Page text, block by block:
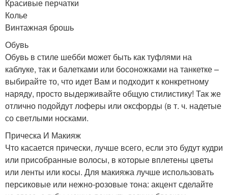
Красивые перчатки
Колье
Винтажная брошь
Обувь
Обувь в стиле шебби может быть как туфлями на
каблуке, так и балетками или босоножками на танкетке –
выбирайте то, что идет Вам и подходит к конкретному
наряду, просто выдерживайте общую стилистику! Так же
отлично подойдут лоферы или оксфорды (в т. ч. надетые
со светлыми носками.
Прическа И Макияж
Что касается прически, лучше всего, если это будут кудри
или присобранные волосы, в которые вплетены цветы
или ленты или косы. Для макияжа лучше использовать
персиковые или нежно-розовые тона: акцент сделайте